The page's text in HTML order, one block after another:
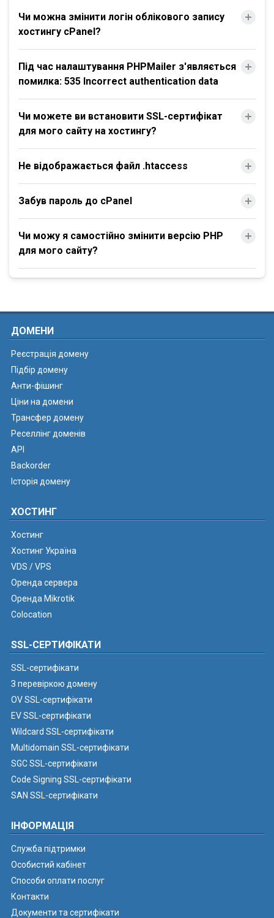
Чи можна змінити логін облікового запису
хостингу cPanel?
Під час налаштування PHPMailer з'являється
помилка: 535 Incorrect authentication data
Чи можете ви встановити SSL-сертифікат
для мого сайту на хостингу?
Не відображається файл .htaccess
Забув пароль до cPanel
Чи можу я самостійно змінити версію PHP
для мого сайту?
ДОМЕНИ
Реєстрація домену
Підбір домену
Анти-фішинг
Ціни на домени
Трансфер домену
Реселлінг доменів
API
Backorder
Історія домену
ХОСТИНГ
Хостинг
Хостинг Україна
VDS / VPS
Оренда сервера
Оренда Mikrotik
Colocation
SSL-СЕРТИФІКАТИ
SSL-сертифікати
З перевіркою домену
OV SSL-сертифікати
EV SSL-сертифікати
Wildcard SSL-сертифікати
Multidomain SSL-сертифікати
SGC SSL-сертифікати
Code Signing SSL-сертифікати
SAN SSL-сертифікати
ІНФОРМАЦІЯ
Служба підтримки
Особистий кабінет
Способи оплати послуг
Контакти
Документи та сертифікати